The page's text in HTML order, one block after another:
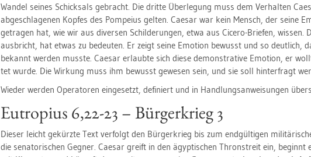
Wan­del sei­nes Schick­sals ge­bracht. Die drit­te Über­le­gung muss dem Ver­hal­ten
ab­ge­schla­ge­nen Kop­fes des Pom­pei­us gel­ten. Cae­sar war kein Mensch, der seine
ge­tra­gen hat, wie wir aus di­ver­sen Schil­de­run­gen, etwa aus Ci­ce­ro-Brie­fen, wis­sen.
aus­bricht, hat etwas zu be­deu­ten. Er zeigt seine Emo­ti­on be­wusst und so deut­lich,
be­kannt wer­den muss­te. Cae­sar er­laub­te sich diese de­mons­tra­ti­ve Emo­ti­on, er
tet wurde. Die Wir­kung muss ihm be­wusst ge­we­sen sein, und sie soll hin­ter­fragt
Wie­der wer­den Ope­ra­to­ren ein­ge­setzt, de­fi­niert und in Hand­lungs­an­wei­sun­gen
Eu­tro­pi­us 6,22-23 – Bür­ger­krieg 3
Die­ser leicht ge­kürz­te Text ver­folgt den Bür­ger­krieg bis zum end­gül­ti­gen
die se­na­to­ri­schen Geg­ner. Cae­sar greift in den ägyp­ti­schen Thron­streit ein, be­ginnt